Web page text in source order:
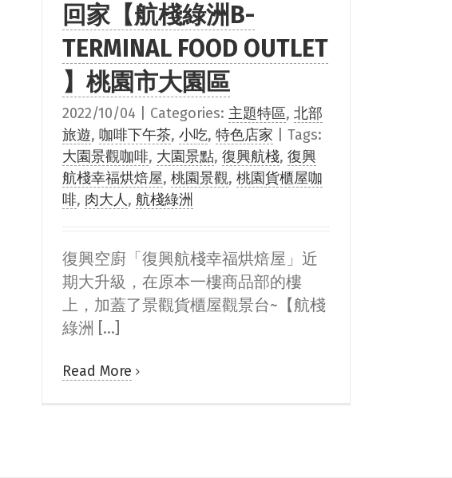
回家【航棧綠洲B-
TERMINAL FOOD OUTLET
】桃園市大園區
2022/10/04 Categories: 主題特區, 北部
旅遊, 咖啡下午茶, 小吃, 特色店家
Tags:
大園景觀咖啡, 大園景點, 復興航棧, 復興
航棧幸福烘焙屋, 桃園景觀, 桃園貨櫃屋咖
啡, 肉大人, 航棧綠洲
復興空廚「復興航棧幸福烘焙屋」近
期大升級，在原本一樓商品部的樓
上，加蓋了景觀貨櫃屋觀景台~【航棧
綠洲 [...]
Read More